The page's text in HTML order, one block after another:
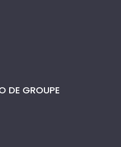
DE GROUPE